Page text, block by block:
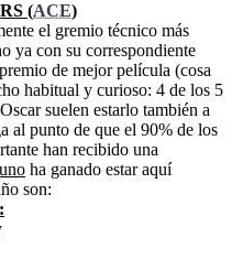
(ACE)
el gremio técnico más
ya con su correspondiente
de mejor película (cosa
habitual y curioso: 4 de los 5
suelen estarlo también a
al punto de que el 90% de los
han recibido una
ha ganado estar aquí
son: